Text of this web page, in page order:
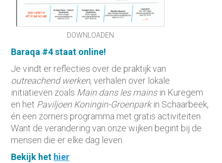
DOWNLOADEN
Baraqa #4 staat online!
Je vindt er reflecties over de praktijk van
outreachend werken, verhalen over lokale
initiatieven zoals Main dans les mainsin Kuregem
en het Paviljoen Koningin-Groenparkin Schaarbeek,
én een zomers programma met gratis activiteiten.
Want de verandering van onze wijken begint bij de
mensen die er elke dag leven.
Bekijk het hier